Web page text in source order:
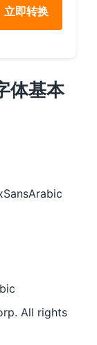
立即转换
体基本
All rights